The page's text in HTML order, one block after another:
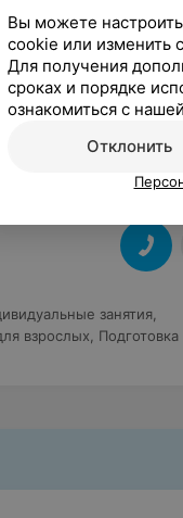
(экспресс-курс),
языка,Общий курс
занятия
взрослых
Вы можете
cookie или изменить
Для получения
сроках и порядке
ознакомиться с нашей
Отклонить